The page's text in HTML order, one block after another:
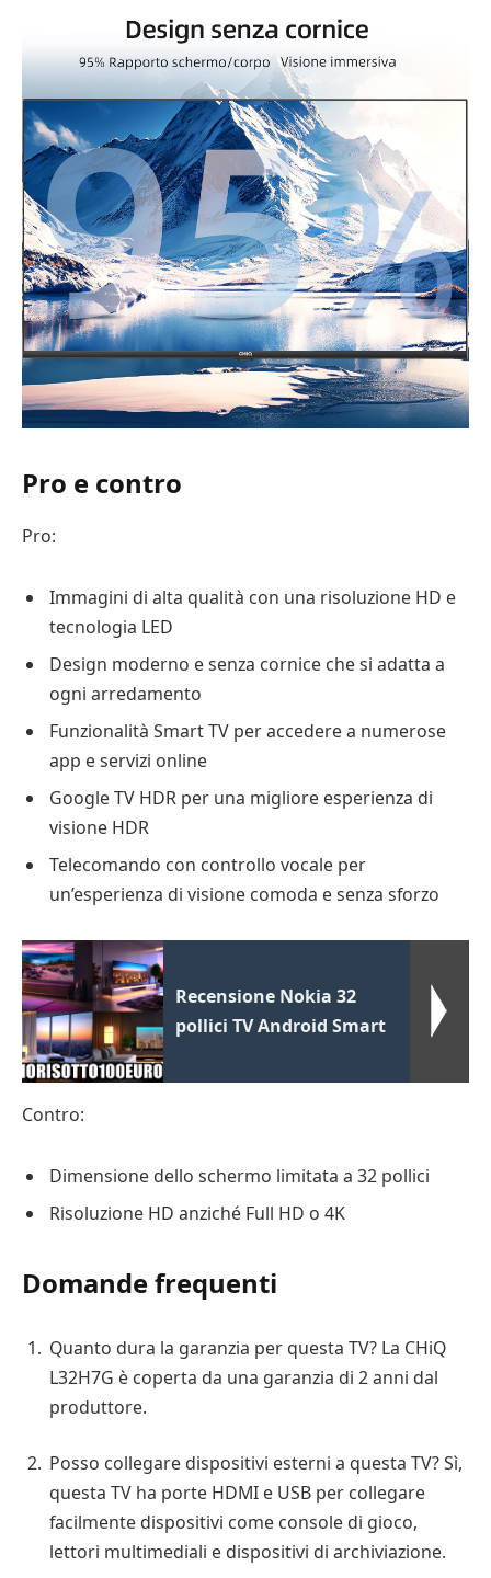
Pro e contro
Pro:
Immagini di alta qualità con una risoluzione HD e
tecnologia LED
Design moderno e senza cornice che si adatta a
ogni arredamento
Funzionalità Smart TV per accedere a numerose
app e servizi online
Google TV HDR per una migliore esperienza di
visione HDR
Telecomando con controllo vocale per
un’esperienza di visione comoda e senza sforzo
Recensione Nokia 32
pollici TV Android Smart
Contro:
Dimensione dello schermo limitata a 32 pollici
Risoluzione HD anziché Full HD o 4K
Domande frequenti
Quanto dura la garanzia per questa TV? La CHiQ
L32H7G è coperta da una garanzia di 2 anni dal
produttore.
Posso collegare dispositivi esterni a questa TV? Sì,
questa TV ha porte HDMI e USB per collegare
facilmente dispositivi come console di gioco,
lettori multimediali e dispositivi di archiviazione.